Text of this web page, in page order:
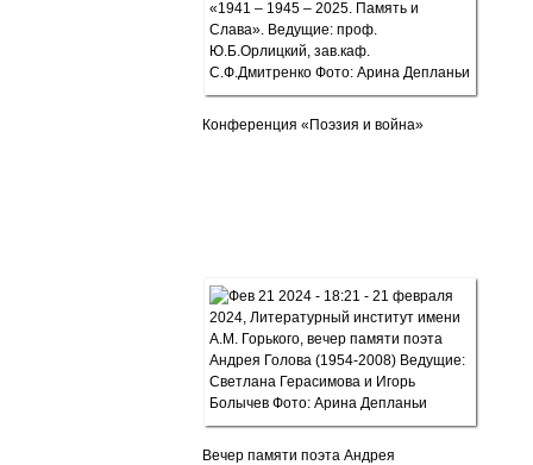
Конференция «Поэзия и война»
Вечер памяти поэта Андрея